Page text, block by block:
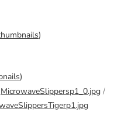
)
)
MicrowaveSlippersp1_0.jpg /